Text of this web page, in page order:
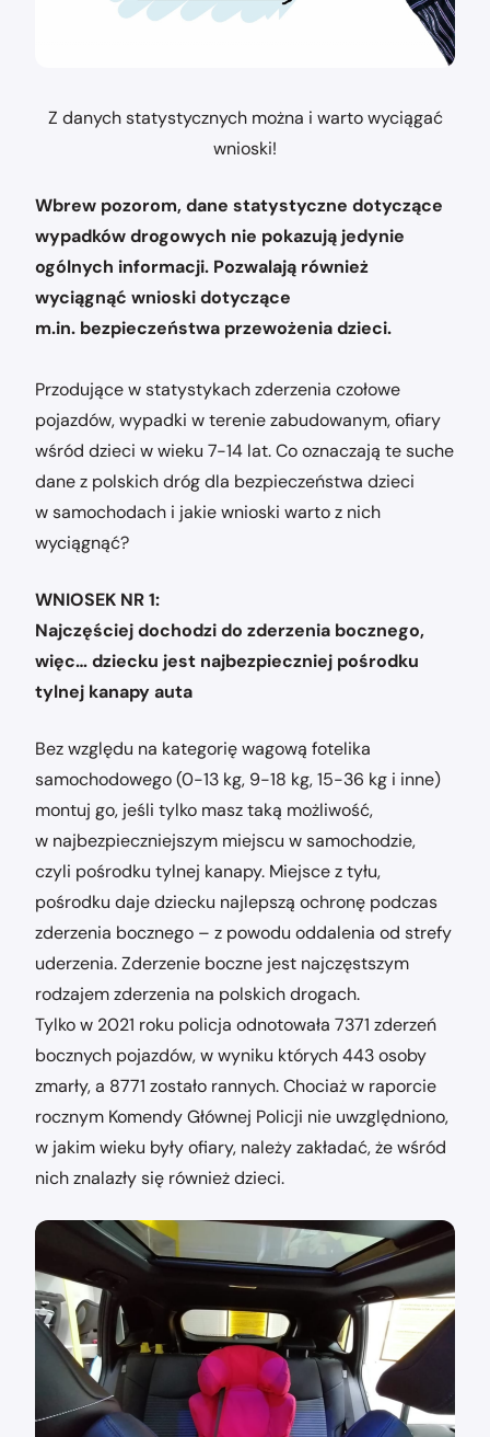
Z danych statystycznych można i warto wyciągać
wnioski!
Wbrew pozorom, dane statystyczne dotyczące
wypadków drogowych nie pokazują jedynie
ogólnych informacji. Pozwalają również
wyciągnąć wnioski dotyczące
m.in. bezpieczeństwa przewożenia dzieci.
Przodujące w statystykach zderzenia czołowe
pojazdów, wypadki w terenie zabudowanym, ofiary
wśród dzieci w wieku 7-14 lat. Co oznaczają te suche
dane z polskich dróg dla bezpieczeństwa dzieci
w samochodach i jakie wnioski warto z nich
wyciągnąć?
WNIOSEK NR 1:
Najczęściej dochodzi do zderzenia bocznego,
więc… dziecku jest najbezpieczniej pośrodku
tylnej kanapy auta
Bez względu na kategorię wagową fotelika
samochodowego (0-13 kg, 9-18 kg, 15-36 kg i inne)
montuj go, jeśli tylko masz taką możliwość,
w najbezpieczniejszym miejscu w samochodzie,
czyli pośrodku tylnej kanapy. Miejsce z tyłu,
pośrodku daje dziecku najlepszą ochronę podczas
zderzenia bocznego – z powodu oddalenia od strefy
uderzenia. Zderzenie boczne jest najczęstszym
rodzajem zderzenia na polskich drogach.
Tylko w 2021 roku policja odnotowała 7371 zderzeń
bocznych pojazdów, w wyniku których 443 osoby
zmarły, a 8771 zostało rannych. Chociaż w raporcie
rocznym Komendy Głównej Policji nie uwzględniono,
w jakim wieku były ofiary, należy zakładać, że wśród
nich znalazły się również dzieci.